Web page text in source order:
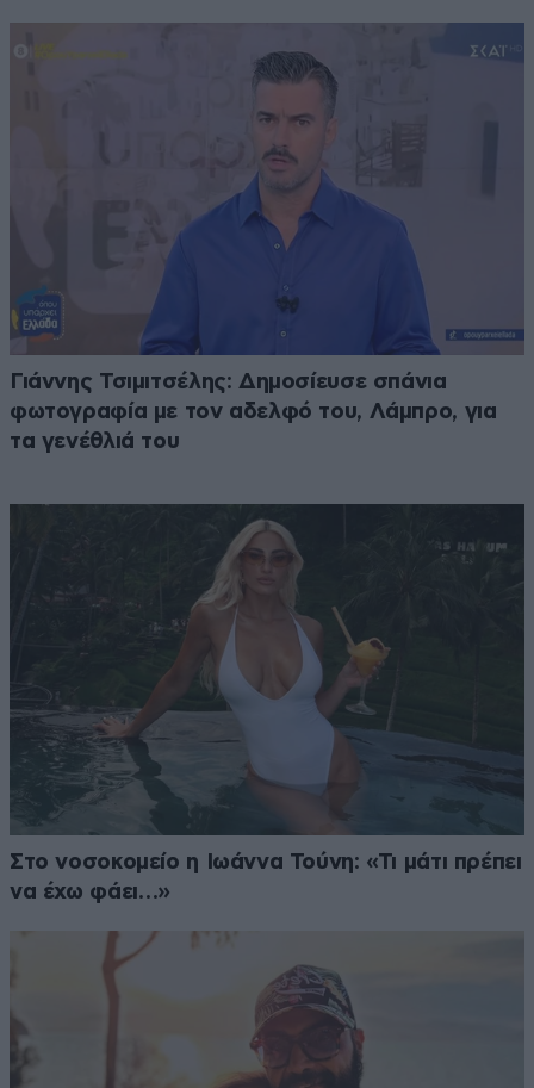
Γιάννης Τσιμιτσέλης: Δημοσίευσε σπάνια
φωτογραφία με τον αδελφό του, Λάμπρο, για
τα γενέθλιά του
Στο νοσοκομείο η Ιωάννα Τούνη: «Τι μάτι πρέπει
να έχω φάει…»